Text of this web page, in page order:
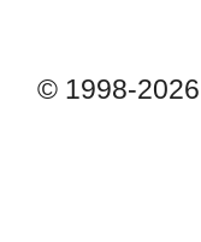
© 1998-